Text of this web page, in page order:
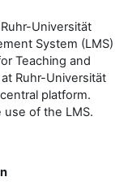
Universität
System (LMS)
Teaching and
Ruhr-Universität
platform.
of the LMS.